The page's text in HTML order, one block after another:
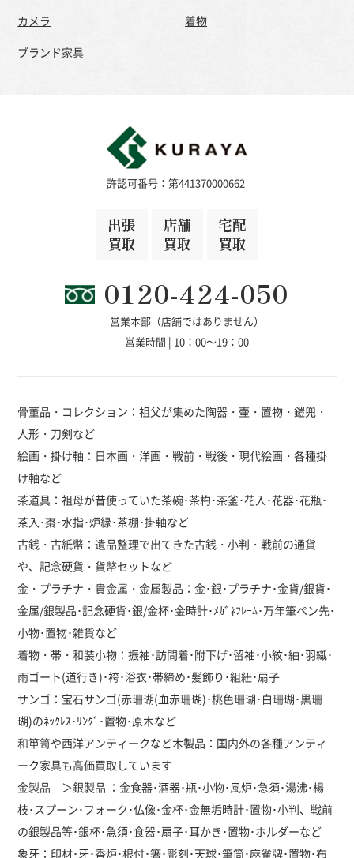
カメラ
着物
ブランド家具
許認可番号：第441370000662
出張
買取
店舗
買取
宅配
買取
0120-424-050
営業本部（店舗ではありません）
営業時間 | 10：00～19：00
骨董品・コレクション：祖父が集めた陶器・壷・置物・鎧兜・
人形・刀剣など
絵画・掛け軸：日本画・洋画・戦前・戦後・現代絵画・各種掛
け軸など
茶道具：祖母が昔使っていた茶碗･茶杓･茶釜･花入･花器･花瓶･
茶入･棗･水指･炉縁･茶棚･掛軸など
古銭・古紙幣：遺品整理で出てきた古銭・小判・戦前の通貨
や、記念硬貨・貨幣セットなど
金・プラチナ・貴金属・金属製品：金･銀･プラチナ･金貨/銀貨･
金属/銀製品･記念硬貨･銀/金杯･金時計･ﾒｶﾞﾈﾌﾚｰﾑ･万年筆ペン先･
小物･置物･雑貨など
着物・帯・和装小物：振袖･訪問着･附下げ･留袖･小紋･紬･羽織･
雨ゴート(道行き)･袴･浴衣･帯締め･髪飾り･組紐･扇子
サンゴ：宝石サンゴ(赤珊瑚(血赤珊瑚)･桃色珊瑚･白珊瑚･黒珊
瑚)のﾈｯｸﾚｽ･ﾘﾝｸﾞ･置物･原木など
和箪笥や西洋アンティークなど木製品：国内外の各種アンティ
ーク家具も高価買取しています
金製品 ＞銀製品 ：金食器･酒器･瓶･小物･風炉･急須･湯沸･楊
枝･スプーン･フォーク･仏像･金杯･金無垢時計･置物･小判、戦前
の銀製品等･銀杯･急須･食器･扇子･耳かき･置物･ホルダーなど
象牙：印材･牙･香炉･根付･箸･彫刻･天球･筆筒･麻雀牌･置物･布